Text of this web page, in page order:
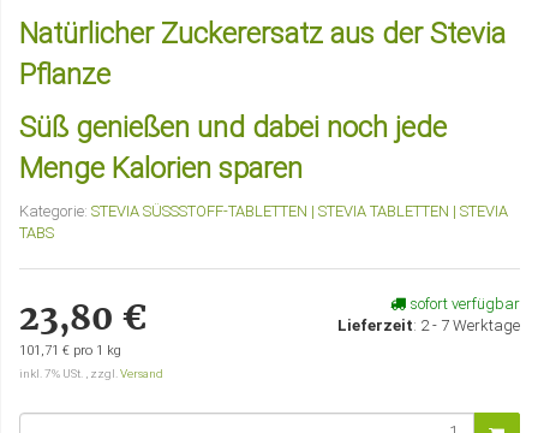
Natürlicher Zuckerersatz aus der Stevia
Pflanze
Süß genießen und dabei noch jede
Menge Kalorien sparen
Kategorie: STEVIA SÜSSSTOFF-TABLETTEN | STEVIA TABLETTEN | STEVIA
TABS
23,80 €
101,71 € pro 1 kg
inkl. 7% USt. , zzgl.Versand
sofort verfügbar
Lieferzeit: 2 - 7 Werktage